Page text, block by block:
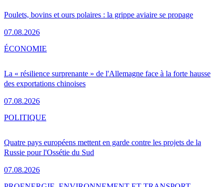
Poulets, bovins et ours polaires : la grippe aviaire se propage
07.08.2026
La « résilience surprenante » de l'Allemagne face à la forte hausse
des exportations chinoises
07.08.2026
ÉCONOMIE
Quatre pays européens mettent en garde contre les projets de la
Russie pour l'Ossétie du Sud
07.08.2026
POLITIQUE